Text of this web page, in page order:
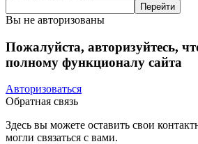
Вы не авторизованы
Пожалуйста, авторизуйтесь,
полному функционалу сайта
Авторизоваться
Обратная связь
Здесь вы можете оставить свои
могли связаться с вами.